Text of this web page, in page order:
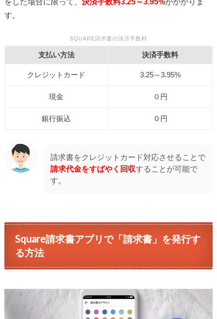
す。
SQUARE請求書の決済手数料
支払い方法 決済手数料
クレジットカード 3.25～3.95%
現金 ０円
銀行振込 ０円
請求書をクレジットカード対応させることで
請求代金をすばやく回収することが可能で
す。
Square請求書アプリで「請求書」を発行す
る方法